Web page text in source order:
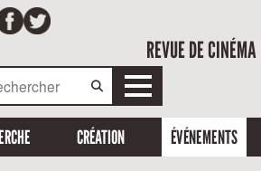
REVUE DE CINÉMA
CRÉATION ÉVÉNEMENTS